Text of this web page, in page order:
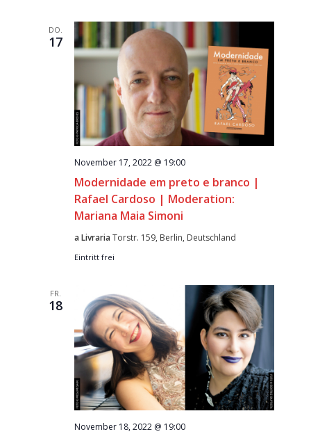
DO.
17
Modernidade em preto e branco |
Rafael Cardoso | Moderation:
Mariana Maia Simoni
November 17, 2022 @ 19:00
a LivrariaTorstr. 159, Berlin, Deutschland
Eintritt frei
FR.
18
November 18, 2022 @ 19:00